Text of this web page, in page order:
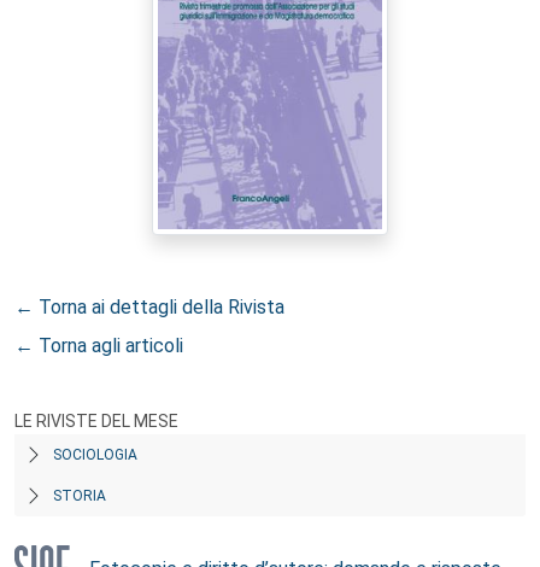
← Torna ai dettagli della Rivista
← Torna agli articoli
LE RIVISTE DEL MESE
SOCIOLOGIA
STORIA